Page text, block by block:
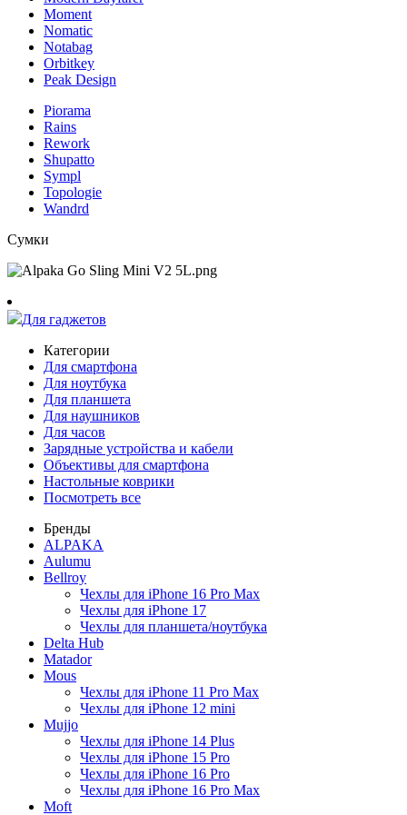
Moment
Nomatic
Notabag
Orbitkey
Peak Design
Piorama
Rains
Rework
Shupatto
Sympl
Topologie
Wandrd
Сумки
Для гаджетов
Категории
Для смартфона
Для ноутбука
Для планшета
Для наушников
Для часов
Зарядные устройства и кабели
Объективы для смартфона
Настольные коврики
Посмотреть все
Бренды
ALPAKA
Aulumu
Bellroy
Чехлы для iPhone 16 Pro Max
Чехлы для iPhone 17
Чехлы для планшета/ноутбука
Delta Hub
Matador
Mous
Чехлы для iPhone 11 Pro Max
Чехлы для iPhone 12 mini
Mujjo
Чехлы для iPhone 14 Plus
Чехлы для iPhone 15 Pro
Чехлы для iPhone 16 Pro
Чехлы для iPhone 16 Pro Max
Moft